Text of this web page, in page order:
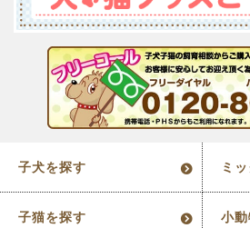
子犬を探す ミ
子猫を探す 小